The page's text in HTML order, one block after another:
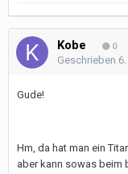
Kobe 0
Geschrieben
Gude!
Hm, da hat man ein
aber kann sowas beim